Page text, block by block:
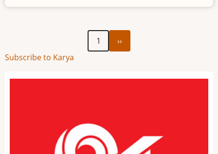
Teilhard
1
page
››
Subscribe to Karya